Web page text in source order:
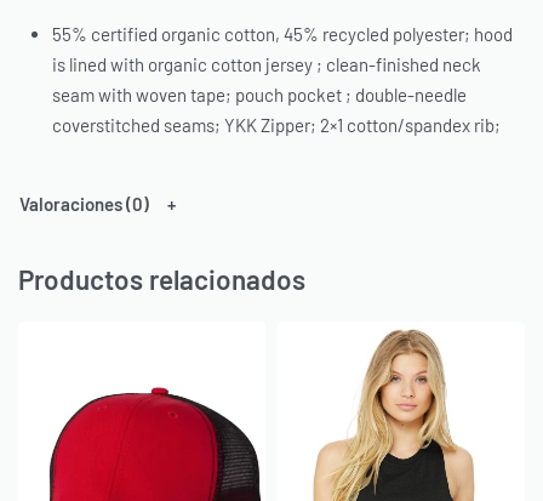
55% certified organic cotton, 45% recycled polyester; hood
is lined with organic cotton jersey ; clean-finished neck
seam with woven tape; pouch pocket ; double-needle
coverstitched seams; YKK Zipper; 2×1 cotton/spandex rib;
Valoraciones (0)
Productos relacionados